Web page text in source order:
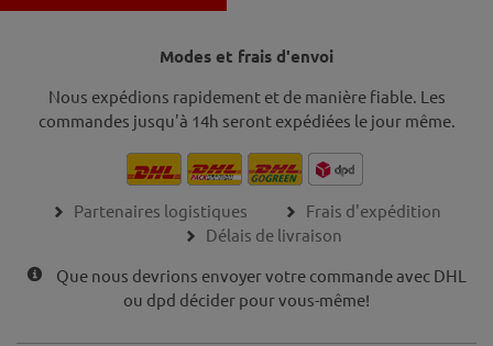
Modes et frais d'envoi
Nous expédions rapidement et de manière fiable. Les
commandes jusqu'à 14h seront expédiées le jour même.
Partenaires logistiques
Frais d'expédition
Délais de livraison
Que nous devrions envoyer votre commande avec DHL
ou dpd décider pour vous-même!